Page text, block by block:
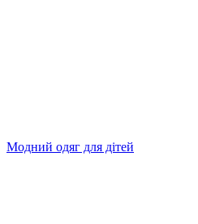
Модний одяг для дітей